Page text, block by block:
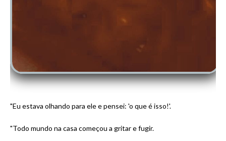
"Eu estava olhando para ele e pensei: 'o que é isso!'.
"Todo mundo na casa começou a gritar e fugir.